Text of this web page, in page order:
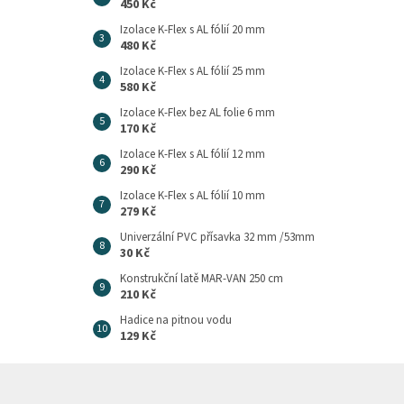
450 Kč
Izolace K-Flex s AL fólií 20 mm
480 Kč
Izolace K-Flex s AL fólií 25 mm
580 Kč
Izolace K-Flex bez AL folie 6 mm
170 Kč
Izolace K-Flex s AL fólií 12 mm
290 Kč
Izolace K-Flex s AL fólií 10 mm
279 Kč
Univerzální PVC přísavka 32 mm /53mm
30 Kč
Konstrukční latě MAR-VAN 250 cm
210 Kč
Hadice na pitnou vodu
129 Kč